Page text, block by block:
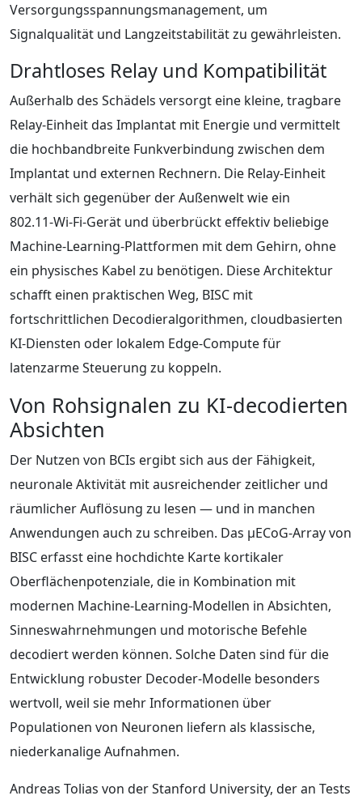
Versorgungsspannungsmanagement, um
Signalqualität und Langzeitstabilität zu gewährleisten.
Drahtloses Relay und Kompatibilität
Außerhalb des Schädels versorgt eine kleine, tragbare
Relay‑Einheit das Implantat mit Energie und vermittelt
die hochbandbreite Funkverbindung zwischen dem
Implantat und externen Rechnern. Die Relay‑Einheit
verhält sich gegenüber der Außenwelt wie ein
802.11‑Wi‑Fi‑Gerät und überbrückt effektiv beliebige
Machine‑Learning‑Plattformen mit dem Gehirn, ohne
ein physisches Kabel zu benötigen. Diese Architektur
schafft einen praktischen Weg, BISC mit
fortschrittlichen Decodieralgorithmen, cloudbasierten
KI‑Diensten oder lokalem Edge‑Compute für
latenzarme Steuerung zu koppeln.
Von Rohsignalen zu KI‑decodierten
Absichten
Der Nutzen von BCIs ergibt sich aus der Fähigkeit,
neuronale Aktivität mit ausreichender zeitlicher und
räumlicher Auflösung zu lesen — und in manchen
Anwendungen auch zu schreiben. Das μECoG‑Array von
BISC erfasst eine hochdichte Karte kortikaler
Oberflächenpotenziale, die in Kombination mit
modernen Machine‑Learning‑Modellen in Absichten,
Sinneswahrnehmungen und motorische Befehle
decodiert werden können. Solche Daten sind für die
Entwicklung robuster Decoder‑Modelle besonders
wertvoll, weil sie mehr Informationen über
Populationen von Neuronen liefern als klassische,
niederkanalige Aufnahmen.
Andreas Tolias von der Stanford University, der an Tests